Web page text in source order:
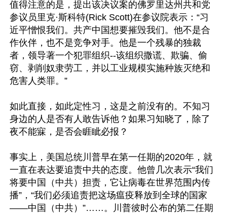
值得注意的是，提出该决议案的佛罗里达州共和党
参议员里克·斯科特(Rick Scott)在参议院表示：“习
近平憎恨我们。共产中国想要摧毁我们。他不是合
作伙伴，也不是竞争对手。他是一个残暴的独裁
者，领导著一个犯罪组织--该组织撒谎、欺骗、偷
窃、剥削奴隶劳工，并以工业规模实施种族灭绝和
危害人类罪。”
如此直接，如此定性习，这是之前没有的。不知习
身边的人是否有人敢告诉他？如果习知晓了，除了
夜不能寐，是否会睚眦必报？
事实上，美国总统川普早在第一任期的2020年，就
一直在表达要追责中共的态度。他曾几次表示“我们
将要中国（中共）担责，它让病毒在世界范围内传
播”，“我们必须追责把这场瘟疫释放到全球的国家
——中国（中共）”……。川普彼时公布的第二任期